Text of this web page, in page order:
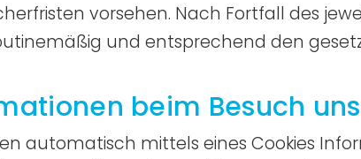
vorsehen. Nach Fortfall des
und entsprechend den
beim Besuch
automatisch mittels eines Cookies